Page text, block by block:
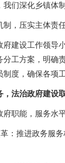
们深化乡镇体
，压实主体责
设工作领导小
工方案，明确
度，确保各项
法治政府建设
职能，服务水
：推进政务服